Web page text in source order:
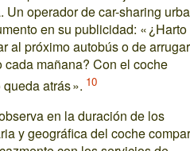
Un operador de car-sharing
en su publicidad: «
al próximo autobús o de
mañana? Con el coche
atrás ». 10
en la duración de los
y geográfica del coche